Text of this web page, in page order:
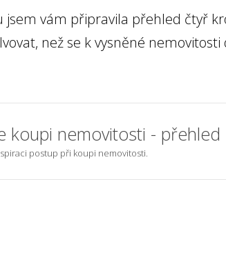
jsem vám připravila přehled čtyř
než se k vysněné
koupi nemovitosti - přehled
postup při koupi nemovitosti.